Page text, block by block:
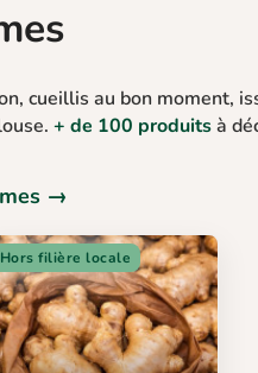
cueillis au bon moment,
+ de 100 produitsà
→
Hors filière locale